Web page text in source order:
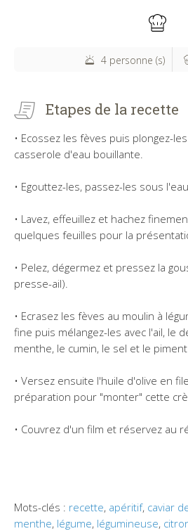
4 personne (s)
Etapes de la recette
• Ecossez les fèves puis plongez-
casserole d'eau bouillante.
• Egouttez-les, passez-les sous
• Lavez, effeuillez et hachez
quelques feuilles pour la
• Pelez, dégermez et pressez la
presse-ail).
• Ecrasez les fèves au moulin à
fine puis mélangez-les avec l'ail, le
menthe, le cumin, le sel et le
• Versez ensuite l'huile d'olive en
préparation pour "monter" cette
• Couvrez d'un film et réservez au
Mots-clés : recette, apéritif, caviar
menthe, légume, légumineuse,